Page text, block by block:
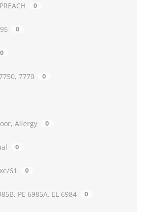
0
0
0
7770 0
Allergy 0
0
61 0
PE 6985A, EL 6984 0